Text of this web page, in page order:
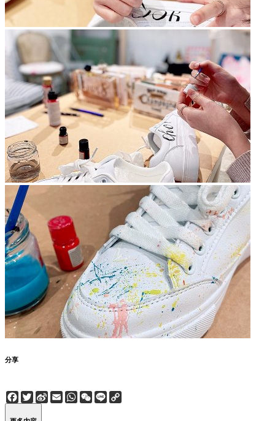
分享
Facebook
Twitter
Sina
Weibo
EmailWhatsApp
WeChat
Line